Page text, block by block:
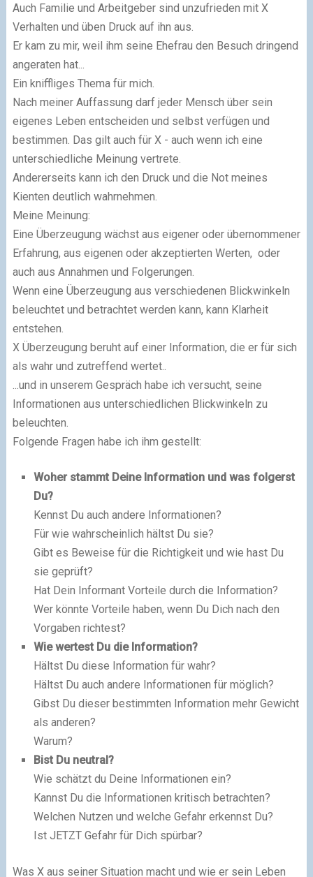
Auch Familie und Arbeitgeber sind unzufrieden mit X
Verhalten und üben Druck auf ihn aus.
Er kam zu mir, weil ihm seine Ehefrau den Besuch dringend
angeraten hat...
Ein kniffliges Thema für mich.
Nach meiner Auffassung darf jeder Mensch über sein
eigenes Leben entscheiden und selbst verfügen und
bestimmen. Das gilt auch für X - auch wenn ich eine
unterschiedliche Meinung vertrete.
Andererseits kann ich den Druck und die Not meines
Kienten deutlich wahrnehmen.
Meine Meinung:
Eine Überzeugung wächst aus eigener oder übernommener
Erfahrung, aus eigenen oder akzeptierten Werten, oder
auch aus Annahmen und Folgerungen.
Wenn eine Überzeugung aus verschiedenen Blickwinkeln
beleuchtet und betrachtet werden kann, kann Klarheit
entstehen.
X Überzeugung beruht auf einer Information, die er für sich
als wahr und zutreffend wertet..
...und in unserem Gespräch habe ich versucht, seine
Informationen aus unterschiedlichen Blickwinkeln zu
beleuchten.
Folgende Fragen habe ich ihm gestellt:
Woher stammt Deine Information und was folgerst
Du?
Kennst Du auch andere Informationen?
Für wie wahrscheinlich hältst Du sie?
Gibt es Beweise für die Richtigkeit und wie hast Du
sie geprüft?
Hat Dein Informant Vorteile durch die Information?
Wer könnte Vorteile haben, wenn Du Dich nach den
Vorgaben richtest?
Wie wertest Du die Information?
Hältst Du diese Information für wahr?
Hältst Du auch andere Informationen für möglich?
Gibst Du dieser bestimmten Information mehr Gewicht
als anderen?
Warum?
Bist Du neutral?
Wie schätzt du Deine Informationen ein?
Kannst Du die Informationen kritisch betrachten?
Welchen Nutzen und welche Gefahr erkennst Du?
Ist JETZT Gefahr für Dich spürbar?
Was X aus seiner Situation macht und wie er sein Leben